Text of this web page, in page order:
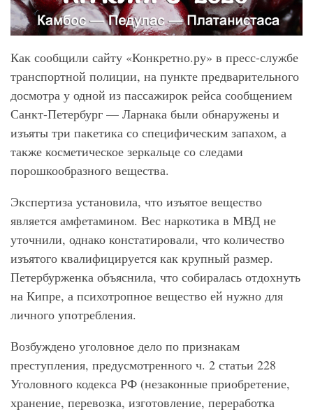
Как сообщили сайту «Конкретно.ру» в пресс-службе
транспортной полиции, на пункте предварительного
досмотра у одной из пассажирок рейса сообщением
Санкт-Петербург — Ларнака были обнаружены и
изъяты три пакетика со специфическим запахом, а
также косметическое зеркальце со следами
порошкообразного вещества.
Экспертиза установила, что изъятое вещество
является амфетамином. Вес наркотика в МВД не
уточнили, однако констатировали, что количество
изъятого квалифицируется как крупный размер.
Петербурженка объяснила, что собиралась отдохнуть
на Кипре, а психотропное вещество ей нужно для
личного употребления.
Возбуждено уголовное дело по признакам
преступления, предусмотренного ч. 2 статьи 228
Уголовного кодекса РФ (незаконные приобретение,
хранение, перевозка, изготовление, переработка